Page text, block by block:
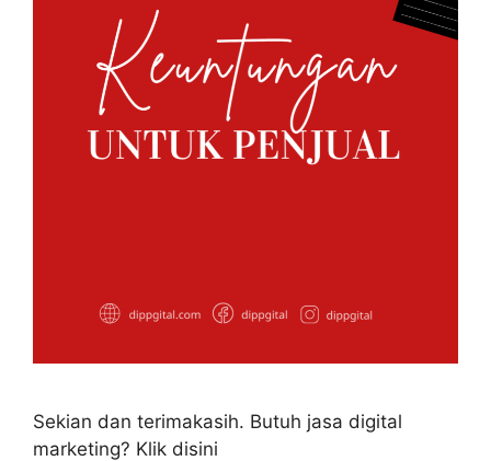
Sekian dan terimakasih. Butuh jasa digital
marketing? Klik disini